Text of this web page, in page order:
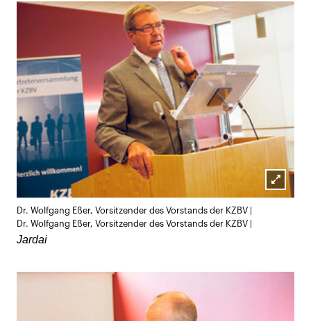
Dr. Wolfgang Eßer, Vorsitzender des Vorstands der KZBV |
Dr. Wolfgang Eßer, Vorsitzender des Vorstands der KZBV |
Jardai